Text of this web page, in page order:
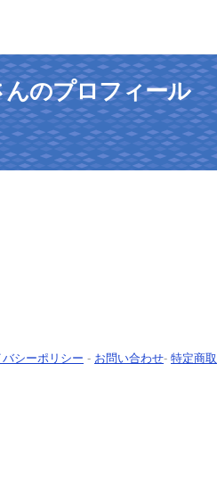
のプロフィール
バシーポリシー - お問い合わせ- 特定商